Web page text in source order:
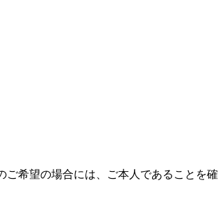
希望の場合には、ご本人であることを確